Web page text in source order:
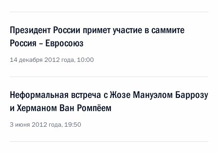
Президент России примет участие в саммите
Россия – Евросоюз
14 декабря 2012 года, 10:00
Неформальная встреча с Жозе Мануэлом Баррозу
и Херманом Ван Ромпёем
3 июня 2012 года, 19:50